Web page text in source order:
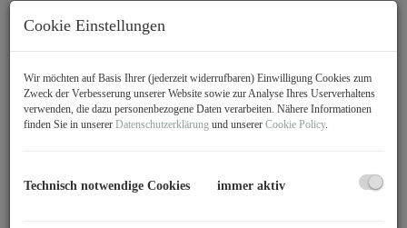
Cookie Einstellungen
Wir möchten auf Basis Ihrer (jederzeit widerrufbaren) Einwilligung Cookies zum
Zweck der Verbesserung unserer Website sowie zur Analyse Ihres Userverhaltens
verwenden, die dazu personenbezogene Daten verarbeiten. Nähere Informationen
finden Sie in unserer Datenschutzerklärung und unserer Cookie Policy.
Technisch notwendige Cookies immer aktiv